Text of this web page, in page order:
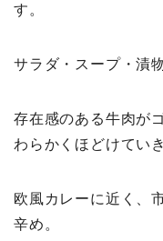
す。
サラダ・スープ・漬
存在感のある牛肉が
わらかくほどけてい
欧風カレーに近く、
辛め。